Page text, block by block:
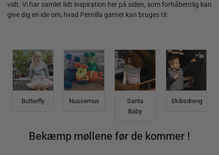
vidt. Vi har samlet lidt inspiration her på siden, som forhåbentlig kan
give dig en ide om, hvad Pernilla garnet kan bruges til:
Butterfly Nussemus
Santa
Baby
Skibsdreng
Bekæmp møllene før de kommer !